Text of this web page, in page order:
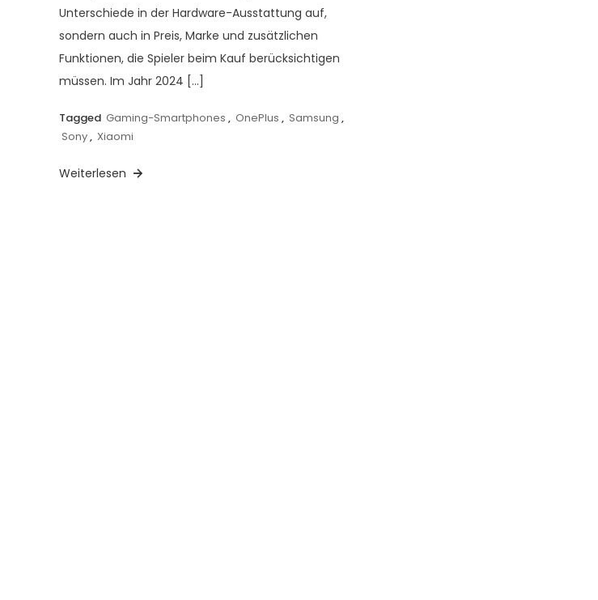
Unterschiede in der Hardware-Ausstattung auf,
sondern auch in Preis, Marke und zusätzlichen
Funktionen, die Spieler beim Kauf berücksichtigen
müssen. Im Jahr 2024 […]
Tagged Gaming-Smartphones , OnePlus , Samsung ,
Sony, Xiaomi
Weiterlesen